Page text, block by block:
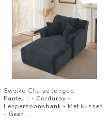
Sweiko Chaise longue -
Fauteuil - Corduroy -
Eenpersoonsbank - Met kussen
- Geen...